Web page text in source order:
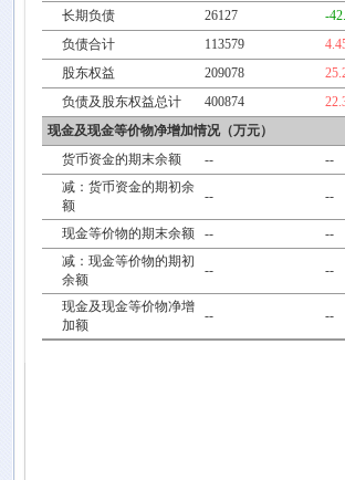
长期负债
26127
-
负债合计
113579
股东权益
209078
负债及股东权益总计
400874
现金及现金等价物净增加情况（万元）
货币资金的期末余额
--
--
减：货币资金的期初余
额
-- --
现金等价物的期末余额 --
--
减：现金等价物的期初
余额
-- --
现金及现金等价物净增
加额
-- --